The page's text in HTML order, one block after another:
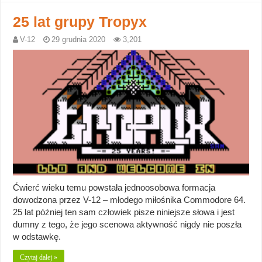
25 lat grupy Tropyx
V-12 29 grudnia 2020 3,201
Ćwierć wieku temu powstała jednoosobowa formacja
dowodzona przez V-12 – młodego miłośnika Commodore 64.
25 lat później ten sam człowiek pisze niniejsze słowa i jest
dumny z tego, że jego scenowa aktywność nigdy nie poszła
w odstawkę.
Czytaj dalej »